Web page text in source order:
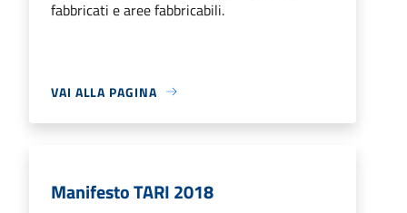
fabbricati e aree fabbricabili.
VAI ALLA PAGINA
Manifesto TARI 2018